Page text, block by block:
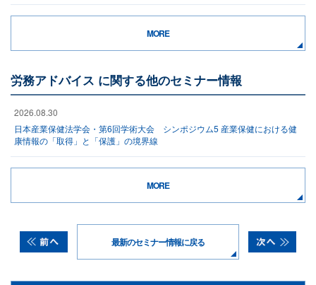
MORE
労務アドバイス に関する他のセミナー情報
2026.08.30
日本産業保健法学会・第6回学術大会 シンポジウム5 産業保健における健
康情報の「取得」と「保護」の境界線
MORE
最新のセミナー情報に戻る